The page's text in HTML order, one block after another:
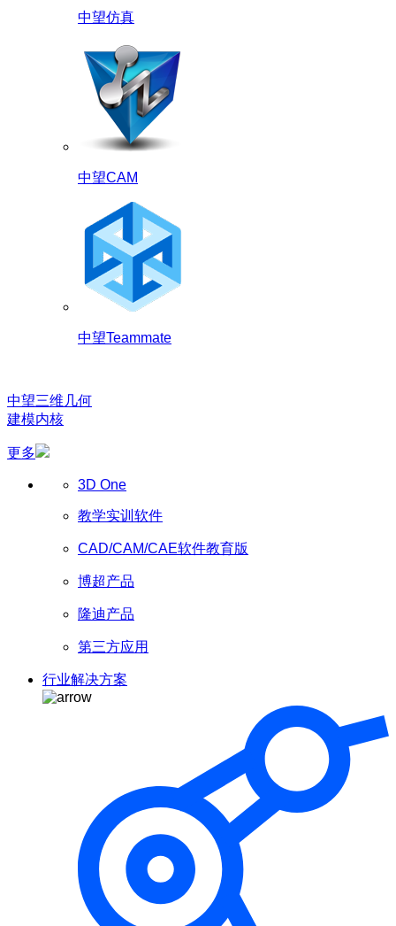
中望仿真
中望CAM
中望Teammate
中望三维几何
建模内核
更多
3D One
教学实训软件
CAD/CAM/CAE软件教育版
博超产品
隆迪产品
第三方应用
行业解决方案